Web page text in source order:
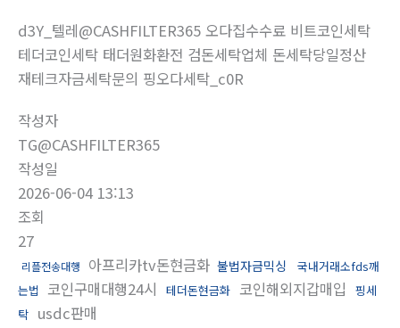
d3Y_텔레@CASHFILTER365 오다집수수료 비트코인세탁
테더코인세탁 태더원화환전 검돈세탁업체 돈세탁당일정산
재테크자금세탁문의 핑오다세탁_c0R
작성자
TG@CASHFILTER365
작성일
2026-06-04 13:13
조회
27
리플전송대행 아프리카tv돈현금화 불법자금믹싱
국내거래소fds깨
는법 코인구매대행24시 테더돈현금화 코인해외지갑매입
핑세
탁 usdc판매